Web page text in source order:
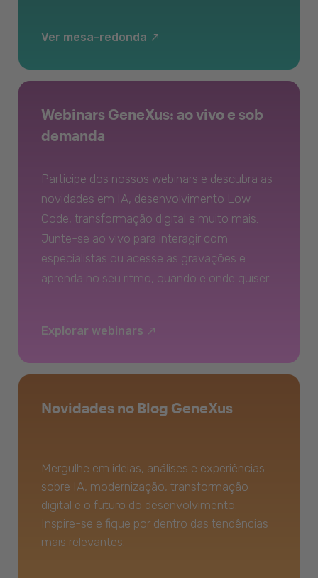
Ver mesa-redonda
Webinars GeneXus: ao vivo e sob
demanda
Participe dos nossos webinars e descubra as
novidades em IA, desenvolvimento Low-
Code, transformação digital e muito mais.
Junte-se ao vivo para interagir com
especialistas ou acesse as gravações e
aprenda no seu ritmo, quando e onde quiser.
Explorar webinars
Novidades no Blog GeneXus
Mergulhe em ideias, análises e experiências
sobre IA, modernização, transformação
digital e o futuro do desenvolvimento.
Inspire-se e fique por dentro das tendências
mais relevantes.